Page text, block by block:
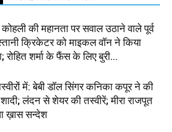
कोहली की महानता पर सवाल उठाने वाले पूर्व
क्रिकेटर को माइकल वॉन ने किया
रोहित शर्मा के फैंस के लिए बुरी...
में: बेबी डॉल सिंगर कनिका कपूर ने की
लंदन से शेयर की तस्वीरें; मीरा राजपूत
ख़ास सन्देश